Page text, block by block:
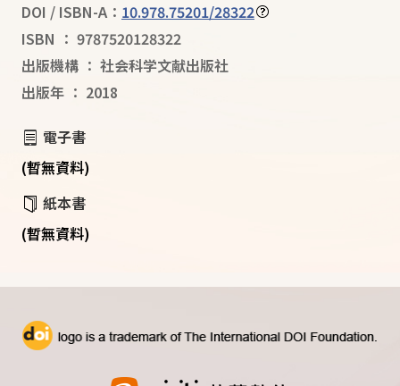
DOI / ISBN-A： 10.978.75201/28322
ISBN ： 9787520128322
出版機構 ： 社会科学文献出版社
出版年 ： 2018
電子書
(暫無資料)
紙本書
(暫無資料)